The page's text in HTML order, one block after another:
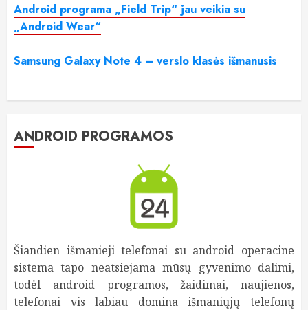
Android programa „Field Trip“ jau veikia su
„Android Wear“
Samsung Galaxy Note 4 – verslo klasės išmanusis
ANDROID PROGRAMOS
Šiandien išmanieji telefonai su android operacine
sistema tapo neatsiejama mūsų gyvenimo dalimi,
todėl android programos, žaidimai, naujienos,
telefonai vis labiau domina išmaniųjų telefonų